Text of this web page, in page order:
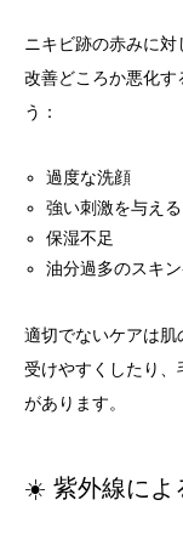
ニキビ跡の赤みに対
改善どころか悪化す
う：
過度な洗顔
強い刺激を与え
保湿不足
油分過多のスキ
適切でないケアは
受けやすくしたり、
があります。
☀️ 紫外線によ